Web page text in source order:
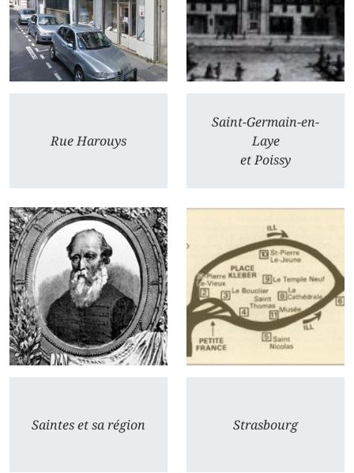
Rue Harouys
Saint-Germain-en-
Laye
et Poissy
Saintes et sa région Strasbourg